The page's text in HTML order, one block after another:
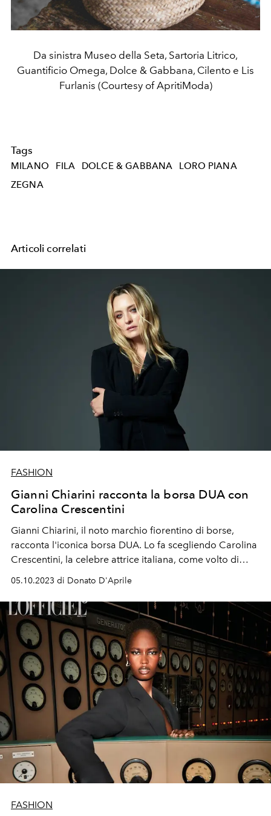
Da sinistra Museo della Seta, Sartoria Litrico,
Guantificio Omega, Dolce & Gabbana, Cilento e Lis
Furlanis (Courtesy of ApritiModa)
Tags
MILANO FILA DOLCE & GABBANA
LORO PIANA
ZEGNA
Articoli correlati
FASHION
Gianni Chiarini racconta la borsa DUA con
Carolina Crescentini
Gianni Chiarini, il noto marchio fiorentino di borse,
racconta l'iconica borsa DUA. Lo fa scegliendo Carolina
Crescentini, la celebre attrice italiana, come volto di
questo progetto.
05.10.2023 di Donato D'Aprile
FASHION